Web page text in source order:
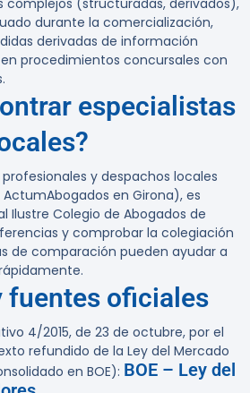
complejos (structuradas, derivados),
durante la comercialización,
derivadas de información
procedimientos concursales con
especialistas
y despachos locales
en Girona), es
Ilustre Colegio de Abogados de
y comprobar la colegiación
de comparación pueden ayudar a
fuentes oficiales
4/2015, de 23 de octubre, por el
refundido de la Ley del Mercado
en BOE): BOE – Ley del